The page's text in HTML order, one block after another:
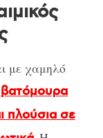
με χαμηλό
πλούσια σε